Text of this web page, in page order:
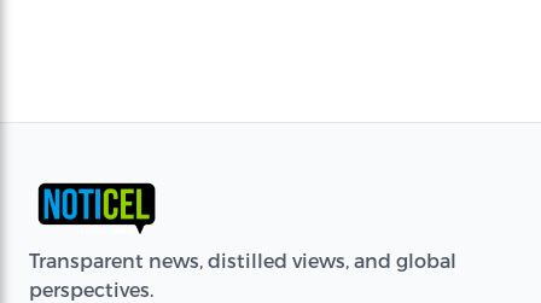
Transparent news, distilled views, and global
perspectives.